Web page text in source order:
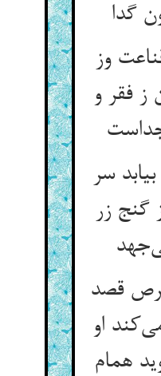
گدا
وز
فقر و
سر
زر
قصد
او
همام